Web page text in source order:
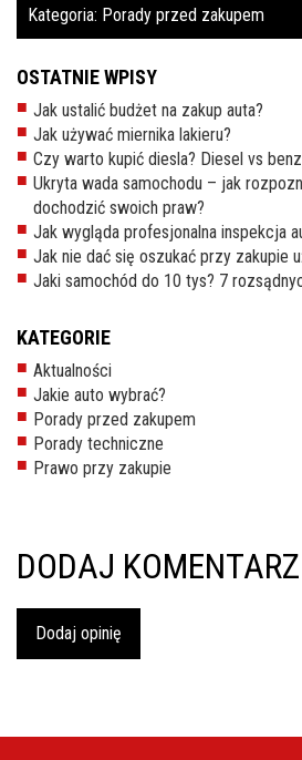
Kategoria: Porady przed zakupem
OSTATNIE WPISY
Jak ustalić budżet na zakup auta?
Jak używać miernika lakieru?
Czy warto kupić diesla? Diesel vs
Ukryta wada samochodu – jak
dochodzić swoich praw?
Jak wygląda profesjonalna inspekcja
Jak nie dać się oszukać przy zakupie
Jaki samochód do 10 tys? 7
KATEGORIE
Aktualności
Jakie auto wybrać?
Porady przed zakupem
Porady techniczne
Prawo przy zakupie
DODAJ KOMENTARZ
Dodaj opinię